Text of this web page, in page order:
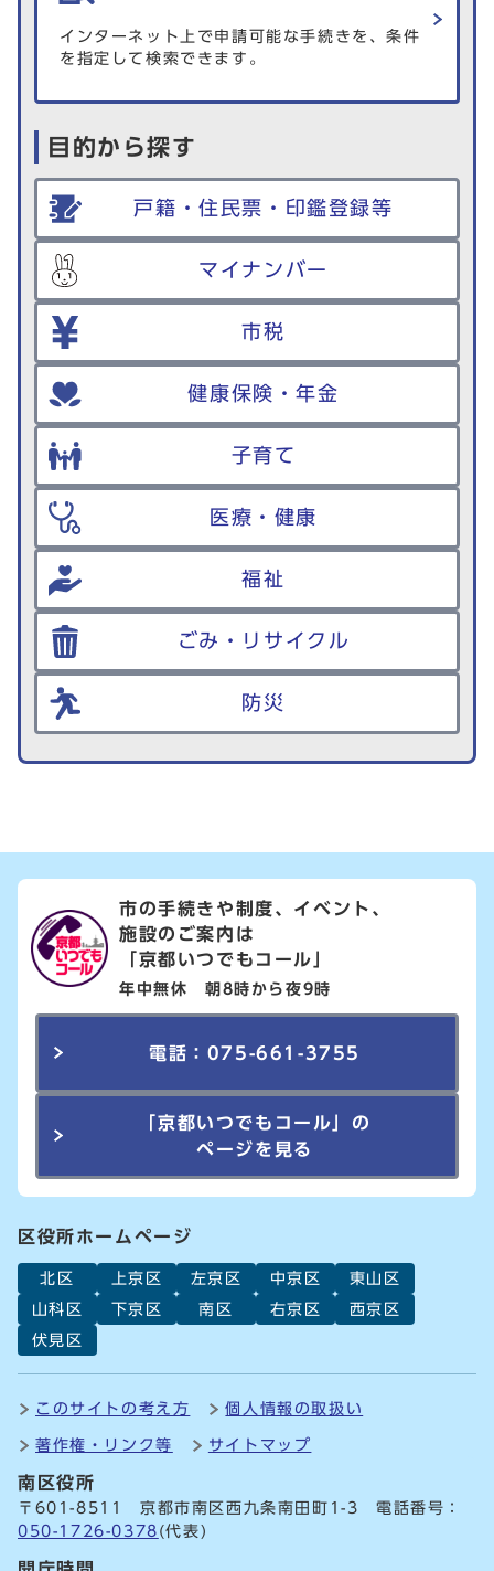
インターネット上で申請可能な手続きを、条件
を指定して検索できます。
目的から探す
戸籍・住民票・印鑑登録等
マイナンバー
市税
健康保険・年金
子育て
医療・健康
福祉
ごみ・リサイクル
防災
市の手続きや制度、イベント、
施設のご案内は
「京都いつでもコール」
年中無休 朝8時から夜9時
電話：075-661-3755
「京都いつでもコール」の
ページを見る
区役所ホームページ
北区 上京区 左京区 中京区
東山区
山科区
下京区 南区 右京区
西京区
伏見区
このサイトの考え方 個人情報の取扱い
著作権・リンク等 サイトマップ
南区役所
〒601-8511 京都市南区西九条南田町1-3 電話番号：
050-1726-0378 (代表)